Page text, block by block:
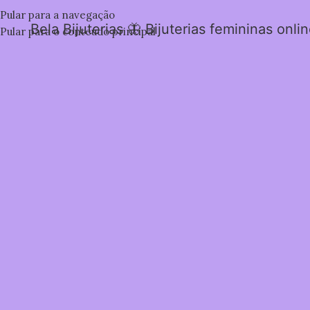
Pular para a navegação
Pular para o conteúdo principal
Bela Bijuterias 🦋 Bijuterias femininas